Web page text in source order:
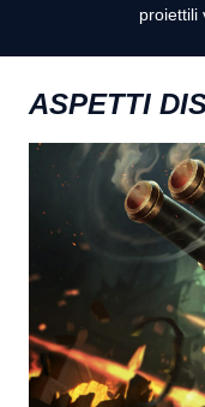
proiettili
ASPETTI